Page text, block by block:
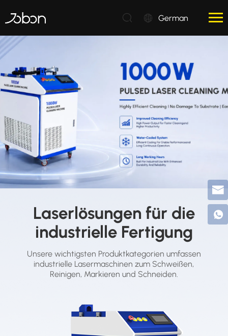
German
Laserlösungen für die
industrielle Fertigung
Unsere wichtigsten Produktkategorien umfassen
industrielle Lasermaschinen zum Schweißen,
Reinigen, Markieren und Schneiden.